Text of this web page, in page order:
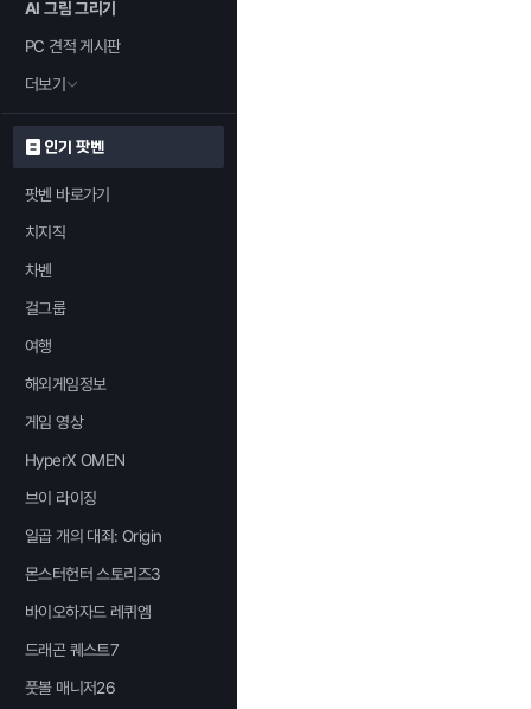
AI 그림 그리기
PC 견적 게시판
더보기
인기 팟벤
팟벤 바로가기
치지직
차벤
걸그룹
여행
해외게임정보
게임 영상
HyperX OMEN
브이 라이징
일곱 개의 대죄: Origin
몬스터헌터 스토리즈3
바이오하자드 레퀴엠
드래곤 퀘스트7
풋볼 매니저26